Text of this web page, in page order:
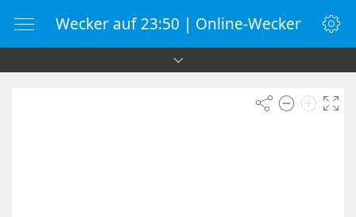
Wecker auf 23:50 | Online-Wecker